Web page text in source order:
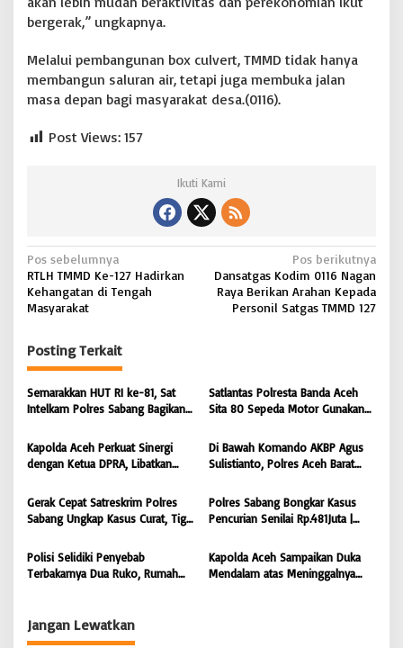
bergerak,” ungkapnya.
Melalui pembangunan box culvert, TMMD tidak hanya
membangun saluran air, tetapi juga membuka jalan
masa depan bagi masyarakat desa.(0116).
Post Views: 157
Ikuti Kami
N
a
v
i
g
a
s
i
p
o
s
Pos sebelumnya
RTLH TMMD Ke-127 Hadirkan
Kehangatan di Tengah
Masyarakat
Pos berikutnya
Dansatgas Kodim 0116 Nagan
Raya Berikan Arahan Kepada
Personil Satgas TMMD 127
Posting Terkait
Semarakkan HUT RI ke-81, Sat
Intelkam Polres Sabang Bagikan
Masyarakat |
BONGKAR’Perkara.com
Satlantas Polresta Banda Aceh
Sita 80 Sepeda Motor Gunakan
BONGKAR’Perkara.com
Kapolda Aceh Perkuat Sinergi
dengan Ketua DPRA, Libatkan
Kamtibmas dan Dukung
Pembangunan Aceh |
BONGKAR’Perkara.com
Di Bawah Komando AKBP Agus
Sulistianto, Polres Aceh Barat
Kilogram Ganja Avatar photo |
BONGKAR ‘Perkara.com
Gerak Cepat Satreskrim Polres
Sabang Ungkap Kasus Curat, Tiga
‘Perkara.com
Polres Sabang Bongkar Kasus
Pencurian Senilai Rp.481Juta |
Polisi Selidiki Penyebab
Terbakarnya Dua Ruko, Rumah
BONGKAR’Perkara.com
Kapolda Aceh Sampaikan Duka
Mendalam atas Meninggalnya
Jangan Lewatkan